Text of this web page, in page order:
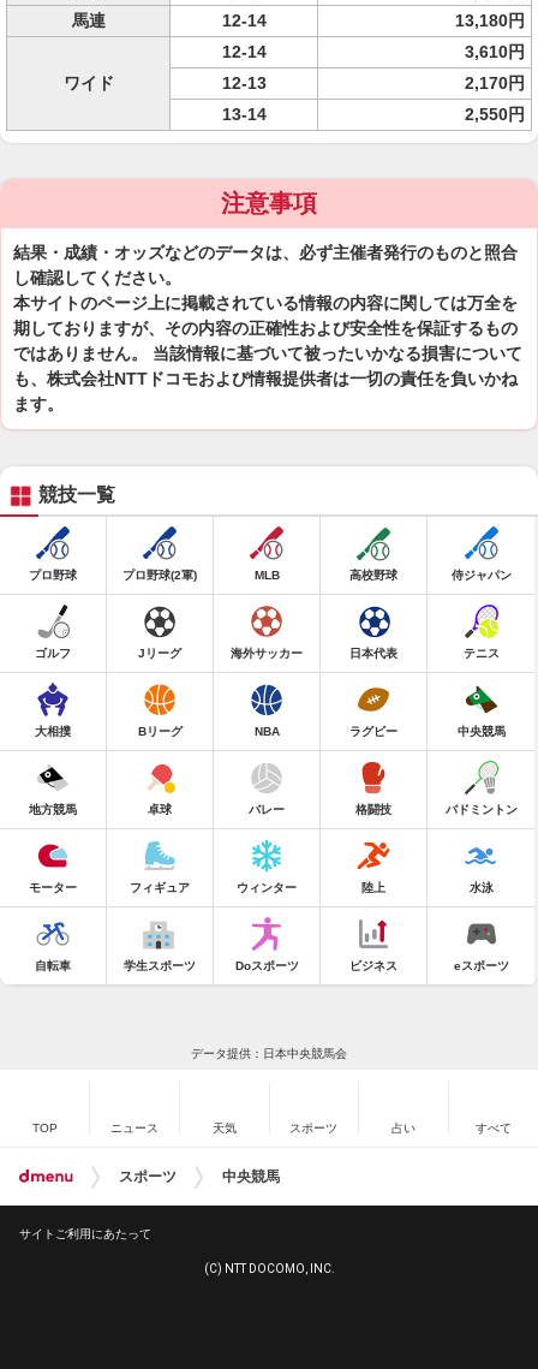
馬連
12-14 13,180円
ワイド
12-14
3,610円
12-13
2,170円
13-14
2,550円
注意事項
結果・成績・オッズなどのデータは、必ず主催者発行のものと照合
し確認してください。
本サイトのページ上に掲載されている情報の内容に関しては万全を
期しておりますが、その内容の正確性および安全性を保証するもの
ではありません。 当該情報に基づいて被ったいかなる損害について
も、株式会社NTTドコモおよび情報提供者は一切の責任を負いかね
ます。
競技一覧
プロ野球 プロ野球(2軍) MLB 高校野球 侍ジャパン
ゴルフ Jリーグ 海外サッカー 日本代表 テニス
大相撲 Bリーグ NBA ラグビー 中央競馬
地方競馬 卓球 バレー 格闘技 バドミントン
モーター フィギュア ウィンター 陸上 水泳
自転車 学生スポーツ Doスポーツ ビジネス eスポーツ
データ提供：日本中央競馬会
TOP ニュース 天気 スポーツ 占い すべて
スポーツ 中央競馬
サイトご利用にあたって
(C) NTT DOCOMO, INC.